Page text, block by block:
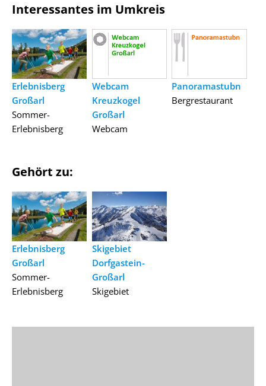
Interessantes im Umkreis
Erlebnisberg
Großarl
Sommer-
Erlebnisberg
Webcam
Kreuzkogel
Großarl
Webcam
Panoramastubn
Bergrestaurant
Gehört zu:
Erlebnisberg
Großarl
Sommer-
Erlebnisberg
Skigebiet
Dorfgastein-
Großarl
Skigebiet